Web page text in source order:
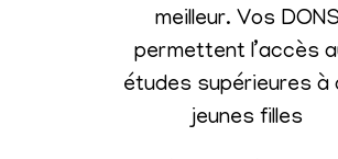
meilleur. Vos DONS
permettent l’accès
études supérieures à
jeunes filles